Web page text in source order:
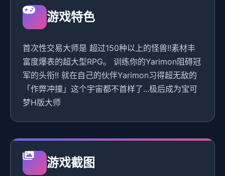
游戏特色
首次性交易大师是 超过150种以上的怪兽!!素材丰
富度爆表的超大型RPG。 训练你的Yarimon阻碍冠
军的头衔!! 就在自己的伙伴Yarimon习得超无敌的
「作弊冲撞」这个宇宙都不首样了...极后成为宝可
梦H版大师
游戏截图